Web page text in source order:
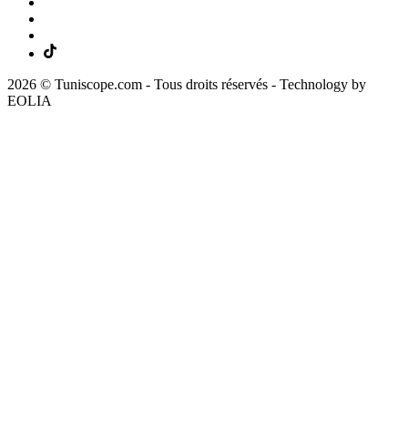
2026 © Tuniscope.com - Tous droits réservés - Technology by
EOLIA